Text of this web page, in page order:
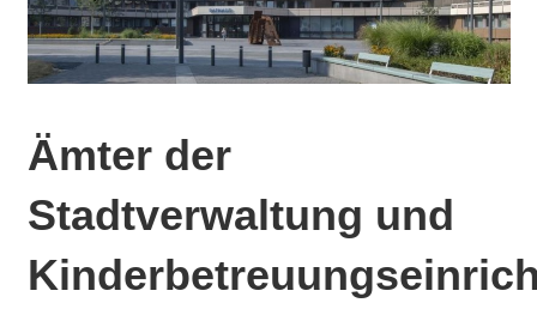
Ämter der
Stadtverwaltung und